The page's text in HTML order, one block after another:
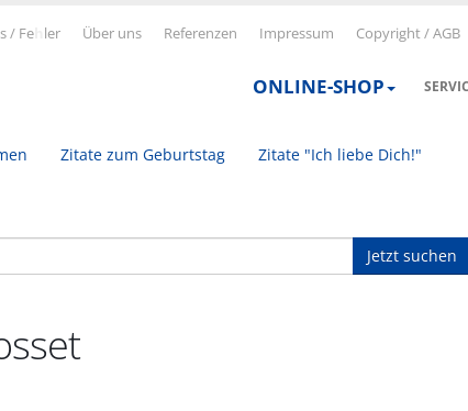
/ Fe ler Über uns Referenzen Impressum Copyright / AGB
ONLINE-SHOP
Zitate zum Geburtstag Zitate "Ich liebe Dich!"
Jetzt suchen